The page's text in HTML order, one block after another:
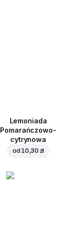
Lemoniada
Pomarańczowo-
cytrynowa
od10,30 zł